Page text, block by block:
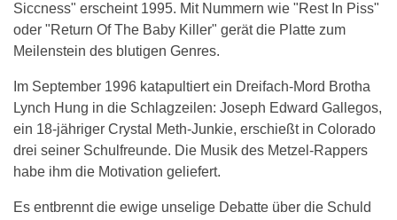
Siccness" erscheint 1995. Mit Nummern wie "Rest In Piss"
oder "Return Of The Baby Killer" gerät die Platte zum
Meilenstein des blutigen Genres.
Im September 1996 katapultiert ein Dreifach-Mord Brotha
Lynch Hung in die Schlagzeilen: Joseph Edward Gallegos,
ein 18-jähriger Crystal Meth-Junkie, erschießt in Colorado
drei seiner Schulfreunde. Die Musik des Metzel-Rappers
habe ihm die Motivation geliefert.
Es entbrennt die ewige unselige Debatte über die Schuld